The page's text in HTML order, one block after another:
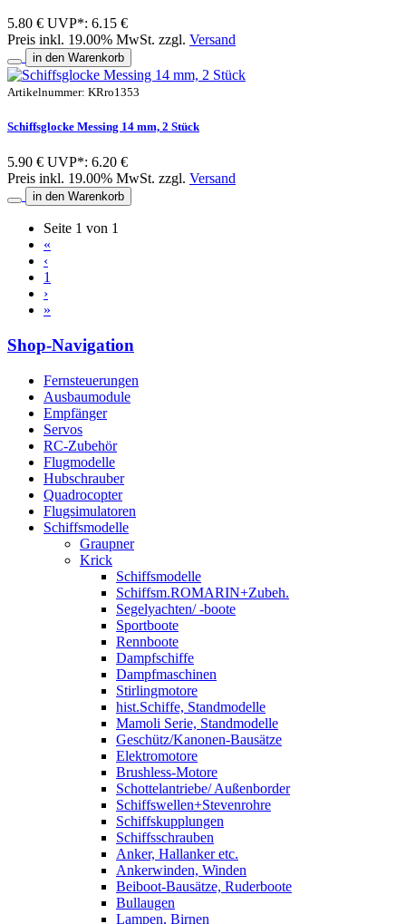
5.80 € UVP*: 6.15 €
Preis inkl. 19.00% MwSt. zzgl. Versand
in den Warenkorb
Artikelnummer: KRro1353
Schiffsglocke Messing 14 mm, 2 Stück
5.90 € UVP*: 6.20 €
Preis inkl. 19.00% MwSt. zzgl. Versand
in den Warenkorb
Seite 1 von 1
«
‹
1
›
»
Shop-Navigation
Fernsteuerungen
Ausbaumodule
Empfänger
Servos
RC-Zubehör
Flugmodelle
Hubschrauber
Quadrocopter
Flugsimulatoren
Schiffsmodelle
Graupner
Krick
Schiffsmodelle
Schiffsm.ROMARIN+Zubeh.
Segelyachten/ -boote
Sportboote
Rennboote
Dampfschiffe
Dampfmaschinen
Stirlingmotore
hist.Schiffe, Standmodelle
Mamoli Serie, Standmodelle
Geschütz/Kanonen-Bausätze
Elektromotore
Brushless-Motore
Schottelantriebe/ Außenborder
Schiffswellen+Stevenrohre
Schiffskupplungen
Schiffsschrauben
Anker, Hallanker etc.
Ankerwinden, Winden
Beiboot-Bausätze, Ruderboote
Bullaugen
Lampen, Birnen